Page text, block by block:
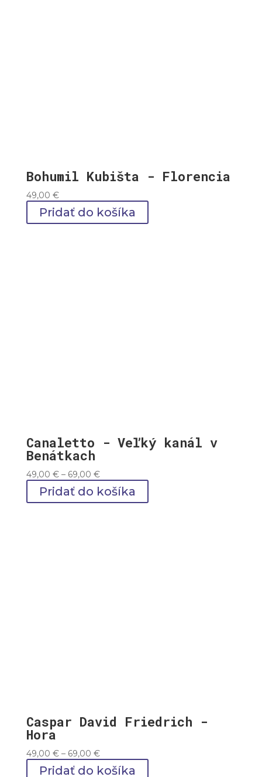
Bohumil Kubišta - Florencia
49,00 €
Pridať do košíka
Canaletto - Veľký kanál v
Benátkach
49,00 € – 69,00 €Price
range:
49,00 €
Pridať do košíka
Caspar David Friedrich -
Hora
49,00 € – 69,00 €Price
range:
Pridať do košíka